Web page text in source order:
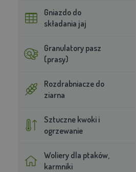
Gniazdo do
składania jaj
Granulatory pasz
(prasy)
Rozdrabniacze do
ziarna
Sztuczne kwoki i
ogrzewanie
Woliery dla ptaków,
karmniki